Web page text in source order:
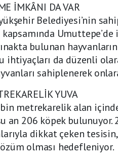
İMKÂNI DA VAR
Belediyesi’nin
kapsamında
bulunan
ihtiyaçları da düzenli
sahiplenerek
YUVA
metrekarelik alan
an 206 köpek
dikkat çeken
olması hedefleniyor.